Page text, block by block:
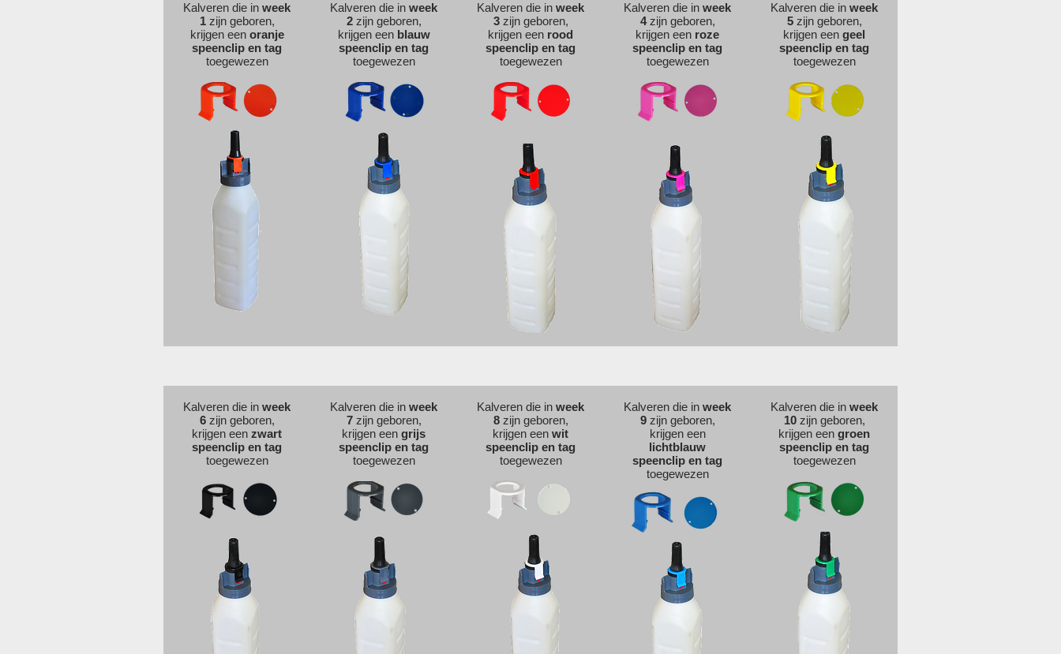
Kalveren die in week
6zijn geboren,
krijgen een zwart
speenclip en tag
toegewezen
Kalveren die in week
7zijn geboren,
krijgen een grijs
speenclip en tag
toegewezen
Kalveren die in week
8zijn geboren,
krijgen een wit
speenclip en tag
toegewezen
Kalveren die in week
9zijn geboren,
krijgen een
lichtblauw
speenclip en tag
toegewezen
Kalveren die in week
10zijn geboren,
krijgen een groen
speenclip en tag
toegewezen
Kalveren die in week
1zijn geboren,
krijgen een oranje
speenclip en tag
toegewezen
Kalveren die in week
2zijn geboren,
krijgen een blauw
speenclip en tag
toegewezen
Kalveren die in week
3zijn geboren,
krijgen een rood
speenclip en tag
toegewezen
Kalveren die in week
4zijn geboren,
krijgen een roze
speenclip en tag
toegewezen
Kalveren die in week
5zijn geboren,
krijgen een geel
speenclip en tag
toegewezen